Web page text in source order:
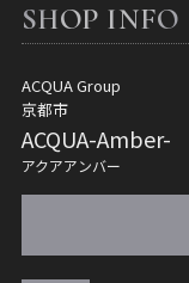
SHOP INFO
ACQUA Group
京都市
ACQUA-Amber-
アクアアンバー